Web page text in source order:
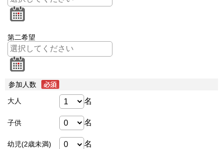
第二希望
参加人数
大人 名
子供 名
幼児(2歳未満) 名